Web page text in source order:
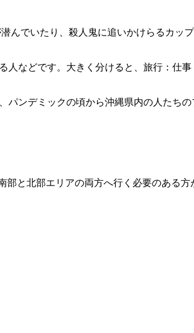
んでいたり、殺人鬼に追いかけらるカッ
などです。大きく分けると、旅行：仕
パンデミックの頃から沖縄県内の人たち
と北部エリアの両方へ行く必要のある方